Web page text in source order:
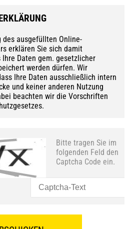
des ausgefüllten Online-
erklären Sie sich damit
Daten gem. gesetzlicher
werden dürfen. Wir
Ihre Daten ausschließlich intern
und keiner anderen Nutzung
beachten wir die Vorschriften
Bitte tragen Sie im
folgenden Feld den
Captcha Code ein.